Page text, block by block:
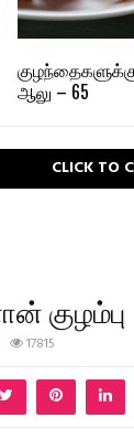
ஆலு – 65
CLICK TO
குழம்பு
17815